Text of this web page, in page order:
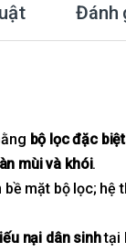
Đánh
bộ lọc đặc
mùi và khói.
mặt bộ lọc; hệ
nại dân sinhtại